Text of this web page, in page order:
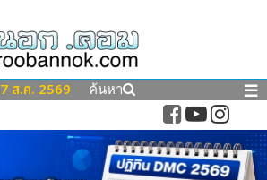
7 ส.ค. 2569 ค้นหา ☰